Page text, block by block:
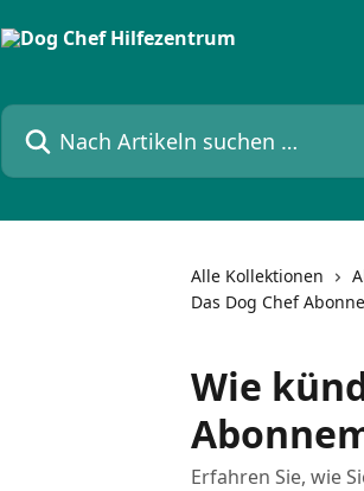
Nach Artikeln suchen …
Alle Kollektionen
Das Dog Chef
Wie
Erfahren Sie, wie